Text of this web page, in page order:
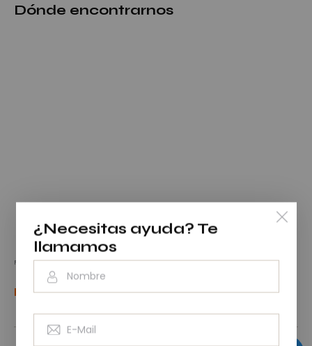
Dónde encontrarnos
Foto deGlenn Carstens-PetersenUnsplash
Nuestro catálogo de viviendas
¿Necesitas ayuda? Te
llamamos